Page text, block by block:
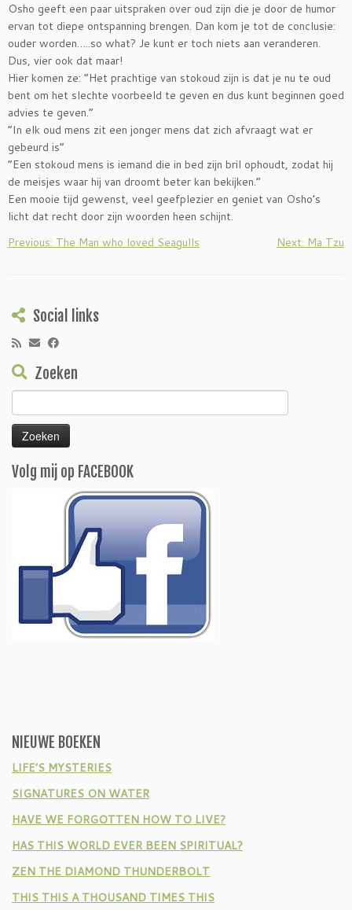
Osho geeft een paar uitspraken over oud zijn die je door de humor
ervan tot diepe ontspanning brengen. Dan kom je tot de conclusie:
ouder worden…..so what? Je kunt er toch niets aan veranderen.
Dus, vier ook dat maar!
Hier komen ze: “Het prachtige van stokoud zijn is dat je nu te oud
bent om het slechte voorbeeld te geven en dus kunt beginnen goed
advies te geven.”
“In elk oud mens zit een jonger mens dat zich afvraagt wat er
gebeurd is”
“Een stokoud mens is iemand die in bed zijn bril ophoudt, zodat hij
de meisjes waar hij van droomt beter kan bekijken.”
Een mooie tijd gewenst, veel geefplezier en geniet van Osho’s
licht dat recht door zijn woorden heen schijnt.
Previous: The Man who loved Seagulls
Next: Ma Tzu
Social links
Zoeken
naar:
Volg mij op FACEBOOK
NIEUWE BOEKEN
LIFE’S MYSTERIES
SIGNATURES ON WATER
HAVE WE FORGOTTEN HOW TO LIVE?
HAS THIS WORLD EVER BEEN SPIRITUAL?
ZEN THE DIAMOND THUNDERBOLT
THIS THIS A THOUSAND TIMES THIS